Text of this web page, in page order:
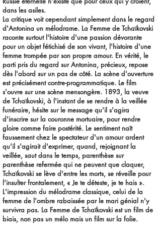
dans les asiles.
La critique voit cependant simplement dans le regard
d'Antonina un mélodrame. La Femme de Tchaïkovski
raconte surtout l'histoire d'une passion dévorante
pour un objet fétichisé de son vivant, l'histoire d'une
femme trompée par son propre amour. En vérité, le
parti pris du regard sur Antonina, précieux, repose
dès l'abord sur un pas de côté. La scène d'ouverture
est précisément contre-programmatique. Le film
s'ouvre sur une scène mensongère. 1893, la veuve
de Tchaïkovski, à l'instant de se rendre à la veillée
funéraire, hésite sur le message qu'il s'agira
d'inscrire sur la couronne mortuaire, pour rendre
gloire comme faire postérité. Le sentiment naît
faussement chez le spectateur d'un amour ardent
qu'il s'agirait d'exprimer, quand, rejoignant la
veillée, saut dans le temps, parenthèse sur
parenthèse refermée qui ne peuvent que claquer,
Tchaïkovski se lève d'entre les morts, se réveille pour
l'insulter frontalement, « Je te déteste, je te hais ».
L'impression du mélodrame classique, celui de la
femme de l'ombre rabaissée par le mari génial n'y
survivra pas. La Femme de Tchaïkovski est un film de
biais, non pas un mélo mais un film sur la folie.